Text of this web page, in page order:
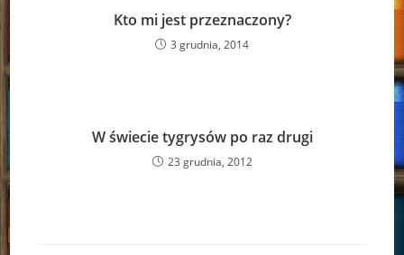
Kto mi jest przeznaczony?
3 grudnia, 2014
W świecie tygrysów po raz drugi
23 grudnia, 2012